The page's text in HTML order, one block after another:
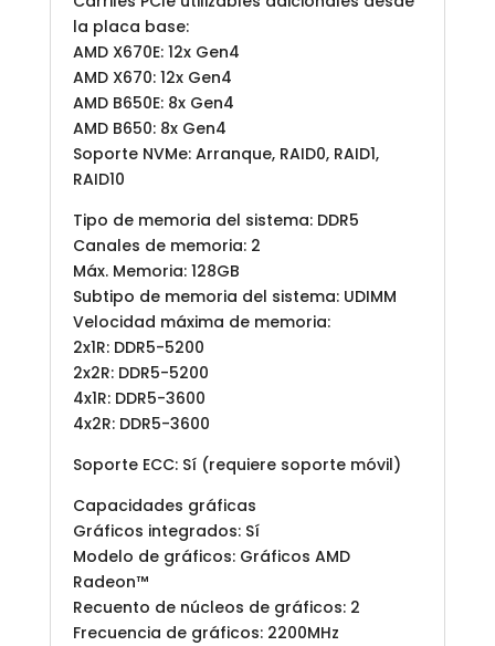
la placa base:
AMD X670E: 12x Gen4
AMD X670: 12x Gen4
AMD B650E: 8x Gen4
AMD B650: 8x Gen4
Soporte NVMe: Arranque, RAID0, RAID1,
RAID10
Tipo de memoria del sistema: DDR5
Canales de memoria: 2
Máx. Memoria: 128GB
Subtipo de memoria del sistema: UDIMM
Velocidad máxima de memoria:
2x1R: DDR5-5200
2x2R: DDR5-5200
4x1R: DDR5-3600
4x2R: DDR5-3600
Soporte ECC: Sí (requiere soporte móvil)
Capacidades gráficas
Gráficos integrados: Sí
Modelo de gráficos: Gráficos AMD
Radeon™
Recuento de núcleos de gráficos: 2
Frecuencia de gráficos: 2200MHz